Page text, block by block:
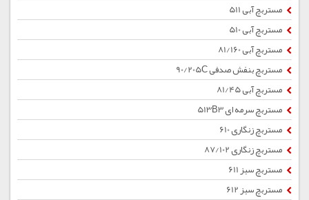
مستربچ آبی 511
مستربچ آبی 510
مستربچ آبی 81/160
مستربچ بنفش صدفی 90/205C
مستربچ آبی 81/45
مستربچ سرمه ای 513B3
مستربچ زنگاری 610
مستربچ زنگاری 87/102
مستربچ سبز 611
مستربچ سبز 612